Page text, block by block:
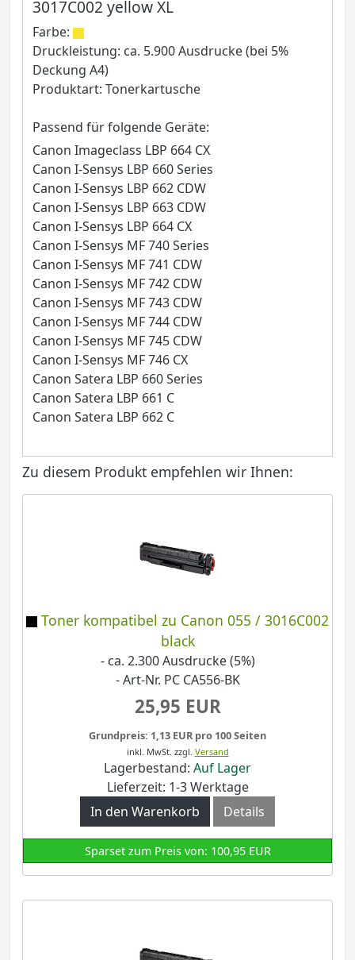
3017C002 yellow XL
Farbe:
Druckleistung: ca. 5.900 Ausdrucke (bei 5%
Deckung A4)
Produktart: Tonerkartusche
Passend für folgende Geräte:
Canon Imageclass LBP 664 CX
Canon I-Sensys LBP 660 Series
Canon I-Sensys LBP 662 CDW
Canon I-Sensys LBP 663 CDW
Canon I-Sensys LBP 664 CX
Canon I-Sensys MF 740 Series
Canon I-Sensys MF 741 CDW
Canon I-Sensys MF 742 CDW
Canon I-Sensys MF 743 CDW
Canon I-Sensys MF 744 CDW
Canon I-Sensys MF 745 CDW
Canon I-Sensys MF 746 CX
Canon Satera LBP 660 Series
Canon Satera LBP 661 C
Canon Satera LBP 662 C
Zu diesem Produkt empfehlen wir Ihnen:
Toner kompatibel zu Canon 055 / 3016C002
black
- ca. 2.300 Ausdrucke (5%)
- Art-Nr. PC CA556-BK
25,95 EUR
Grundpreis: 1,13 EUR pro 100 Seiten
inkl. MwSt. zzgl. Versand
Lagerbestand: Auf Lager
Lieferzeit: 1-3 Werktage
In den Warenkorb
Details
Sparset zum Preis von: 100,95 EUR